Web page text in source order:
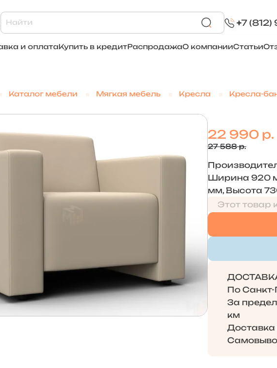
+7
и оплатаКупить в кредитРаспродажаО компанииСтатьи
Каталог мебели Мягкая мебель Кресла Кресла-
22 990 р.
27 588 р.
Ширина 920
мм, Высота
Этот товар
По Санкт-
За
км
Доставка